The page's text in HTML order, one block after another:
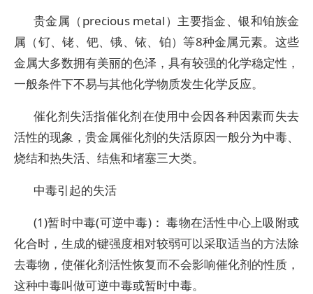
贵金属（precious metal）主要指金、银和铂族金
属（钌、铑、钯、锇、铱、铂）等8种金属元素。这些
金属大多数拥有美丽的色泽，具有较强的化学稳定性，
一般条件下不易与其他化学物质发生化学反应。
催化剂失活指催化剂在使用中会因各种因素而失去
活性的现象，贵金属催化剂的失活原因一般分为中毒、
烧结和热失活、结焦和堵塞三大类。
中毒引起的失活
(1)暂时中毒(可逆中毒)： 毒物在活性中心上吸附或
化合时，生成的键强度相对较弱可以采取适当的方法除
去毒物，使催化剂活性恢复而不会影响催化剂的性质，
这种中毒叫做可逆中毒或暂时中毒。